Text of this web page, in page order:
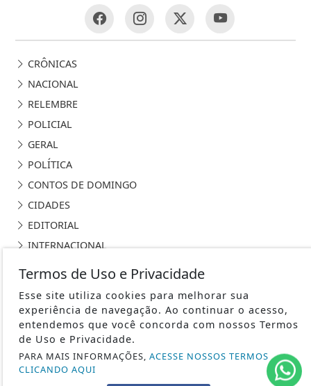
CRÔNICAS
NACIONAL
RELEMBRE
POLICIAL
GERAL
POLÍTICA
CONTOS DE DOMINGO
CIDADES
EDITORIAL
INTERNACIONAL
CULTURA
EVENTOS
RELIGIÃO
TECNOLOGIA
Termos de Uso e Privacidade
Esse site utiliza cookies para melhorar sua
experiência de navegação. Ao continuar o acesso,
entendemos que você concorda com nossos Termos
de Uso e Privacidade.
PARA MAIS INFORMAÇÕES, ACESSE NOSSOS TERMOS
CLICANDO AQUI